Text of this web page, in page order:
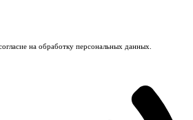
на обработку персональных данных.